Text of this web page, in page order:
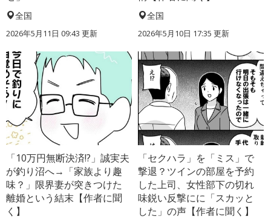
全国
2026年5月11日 09:43 更新
全国
2026年5月10日 17:35 更新
「10万円無断決済!?」誠実夫
が釣り沼へ→「家族より趣
味？」限界妻が突きつけた
離婚という結末【作者に聞
く】
「セクハラ」を「ミス」で
撃退？ツインの部屋を予約
した上司、女性部下の切れ
味鋭い反撃にに「スカッと
した」の声【作者に聞く】